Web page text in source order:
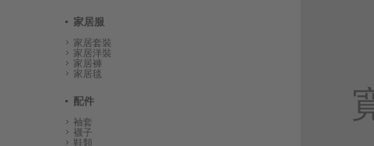
家居服
家居套裝
家居洋裝
家居褲
家居毯
配件
袖套
襪子
鞋類